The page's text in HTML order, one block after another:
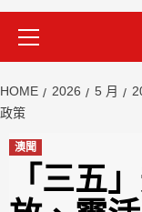
HOME 2026 5 月
政策
澳聞
「三五